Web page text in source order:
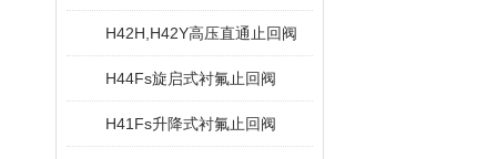
H42H,H42Y高压直通止回阀
H44Fs旋启式衬氟止回阀
H41Fs升降式衬氟止回阀